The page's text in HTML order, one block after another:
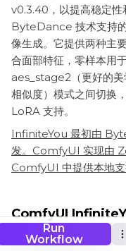
Run
Workflow
v0.3.40，以提高稳定
ByteDance 技术支持
像生成。它提供两种主
合面部特征，零样本用
aes_stage2（更好的
相似度）模式之间切换
LoRA 支持。
InfiniteYou 最初由
发。ComfyUI 实现由
ComfyUI 中提供本地支
ComfyUI